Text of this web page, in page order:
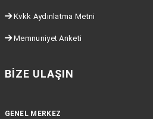
Kvkk Aydınlatma Metni
Memnuniyet Anketi
BIZE ULAŞIN
GENEL MERKEZ